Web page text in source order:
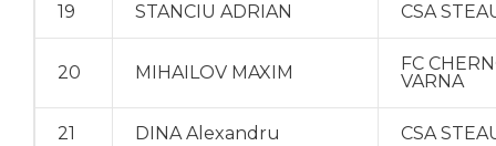
19 STANCIU ADRIAN CSA
20 MIHAILOV MAXIM
FC
VARNA
21 DINA Alexandru CSA